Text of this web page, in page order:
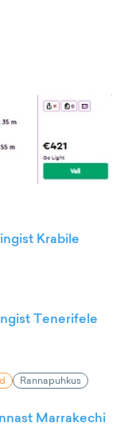
Krabile
Tenerifele
Rannapuhkus
Marrakechi